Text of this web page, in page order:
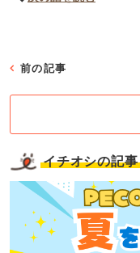
前の記事
イチオシの記事